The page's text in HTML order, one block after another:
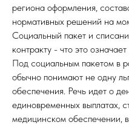
региона оформления,
нормативных решений на
Социальный пакет и
контракту - что это
Под социальным пакетом в
обычно понимают не одну
обеспечения. Речь идет о
единовременных выплатах,
медицинском обеспечении,